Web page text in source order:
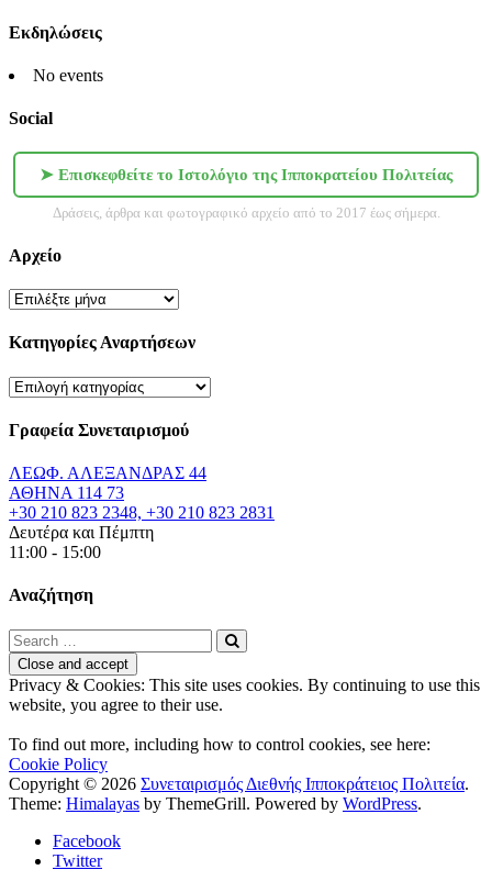
Εκδηλώσεις
No events
Social
➤ Επισκεφθείτε το Ιστολόγιο της Ιπποκρατείου Πολιτείας
Δράσεις, άρθρα και φωτογραφικό αρχείο από το 2017 έως σήμερα.
Αρχείο
Αρχείο
Κατηγορίες Αναρτήσεων
Κατηγορίες
Γραφεία Συνεταιρισμού
ΛΕΩΦ. ΑΛΕΞΑΝΔΡΑΣ 44
ΑΘΗΝΑ 114 73
+30 210 823 2348, +30 210 823 2831
Δευτέρα και Πέμπτη
11:00 - 15:00
Αναζήτηση
Privacy & Cookies: This site uses cookies. By continuing to use this
website, you agree to their use.
To find out more, including how to control cookies, see here:
Cookie Policy
Copyright © 2026 Συνεταιρισμός Διεθνής Ιπποκράτειος Πολιτεία.
Theme: Himalayas by ThemeGrill. Powered by WordPress.
Facebook
Twitter